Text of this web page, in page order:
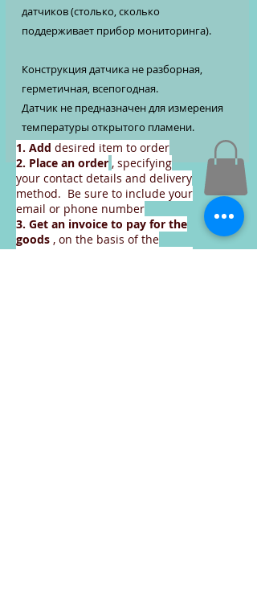
датчиков (столько, сколько
поддерживает прибор мониторинга).
Конструкция датчика не разборная,
герметичная, всепогодная.
Датчик не предназначен для измерения
температуры открытого пламени.
1. Add desired item to order
2. Place an order , specifying
your contact details and delivery
method. Be sure to include your
email or phone number
3. Get an invoice to pay for the
goods , on the basis of the